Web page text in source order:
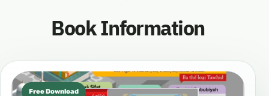
Book Information
Free Download